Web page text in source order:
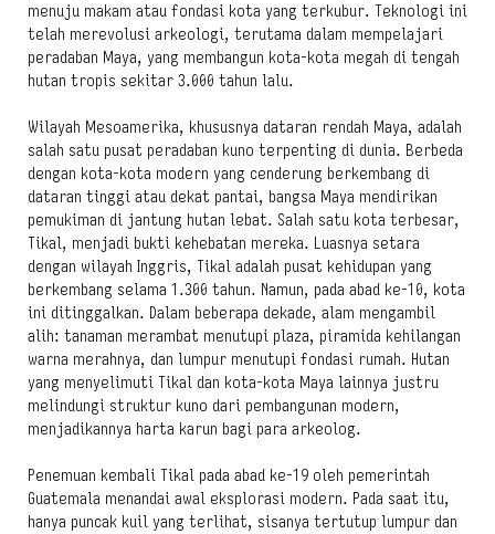
menuju makam atau fondasi kota yang terkubur. Teknologi ini
telah merevolusi arkeologi, terutama dalam mempelajari
peradaban Maya, yang membangun kota-kota megah di tengah
hutan tropis sekitar 3.000 tahun lalu.
Wilayah Mesoamerika, khususnya dataran rendah Maya, adalah
salah satu pusat peradaban kuno terpenting di dunia. Berbeda
dengan kota-kota modern yang cenderung berkembang di
dataran tinggi atau dekat pantai, bangsa Maya mendirikan
pemukiman di jantung hutan lebat. Salah satu kota terbesar,
Tikal, menjadi bukti kehebatan mereka. Luasnya setara
dengan wilayah Inggris, Tikal adalah pusat kehidupan yang
berkembang selama 1.300 tahun. Namun, pada abad ke-10, kota
ini ditinggalkan. Dalam beberapa dekade, alam mengambil
alih: tanaman merambat menutupi plaza, piramida kehilangan
warna merahnya, dan lumpur menutupi fondasi rumah. Hutan
yang menyelimuti Tikal dan kota-kota Maya lainnya justru
melindungi struktur kuno dari pembangunan modern,
menjadikannya harta karun bagi para arkeolog.
Penemuan kembali Tikal pada abad ke-19 oleh pemerintah
Guatemala menandai awal eksplorasi modern. Pada saat itu,
hanya puncak kuil yang terlihat, sisanya tertutup lumpur dan